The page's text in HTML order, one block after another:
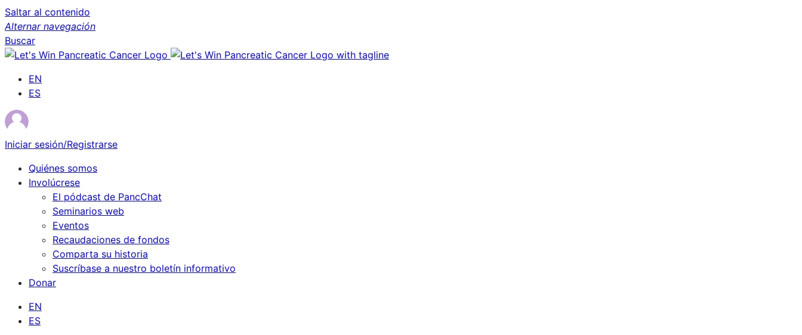
Saltar al contenido
Alternar navegación
Buscar
EN
ES
Iniciar sesión/Registrarse
Quiénes somos
Involúcrese
El pódcast de PancChat
Seminarios web
Eventos
Recaudaciones de fondos
Comparta su historia
Suscríbase a nuestro boletín informativo
Donar
EN
ES